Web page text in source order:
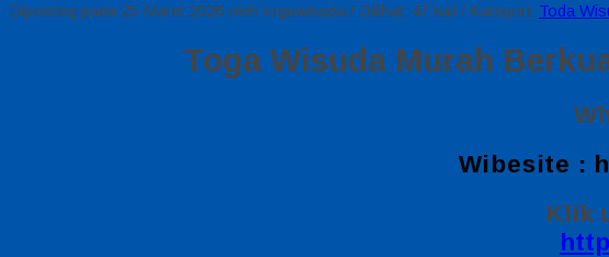
Diposting pada 25 Maret 2026 oleh togawisuda / Dilihat: 47 kali / Kategori: Toda
Toga Wisuda Murah
Wibesite :
Klik